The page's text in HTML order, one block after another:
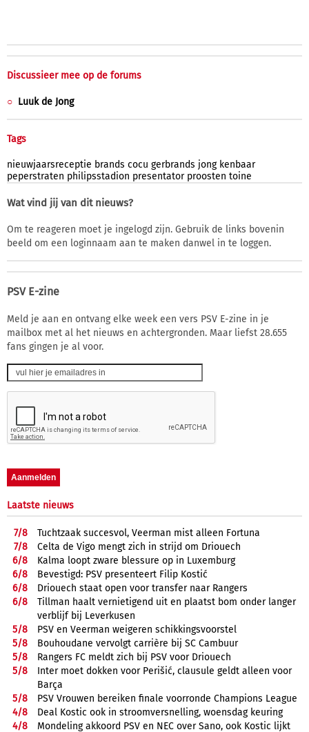
Discussieer mee op de forums
Luuk de Jong
Tags
nieuwjaarsreceptie brands cocu gerbrands jong kenbaar
peperstraten philipsstadion presentator proosten toine
Wat vind jij van dit nieuws?
Om te reageren moet je ingelogd zijn. Gebruik de links bovenin
beeld om een loginnaam aan te maken danwel in te loggen.
PSV E-zine
Meld je aan en ontvang elke week een vers PSV E-zine in je
mailbox met al het nieuws en achtergronden. Maar liefst 28.655
fans gingen je al voor.
Laatste nieuws
7/8
Tuchtzaak succesvol, Veerman mist alleen Fortuna
7/8
Celta de Vigo mengt zich in strijd om Driouech
6/8
Kalma loopt zware blessure op in Luxemburg
6/8
Bevestigd: PSV presenteert Filip Kostić
6/8
Driouech staat open voor transfer naar Rangers
6/8
Tillman haalt vernietigend uit en plaatst bom onder langer
verblijf bij Leverkusen
5/8
PSV en Veerman weigeren schikkingsvoorstel
5/8
Bouhoudane vervolgt carrière bij SC Cambuur
5/8
Rangers FC meldt zich bij PSV voor Driouech
5/8
Inter moet dokken voor Perišić, clausule geldt alleen voor
Barça
5/8
PSV Vrouwen bereiken finale voorronde Champions League
4/8
Deal Kostic ook in stroomversnelling, woensdag keuring
4/8
Mondeling akkoord PSV en NEC over Sano, ook Kostic lijkt